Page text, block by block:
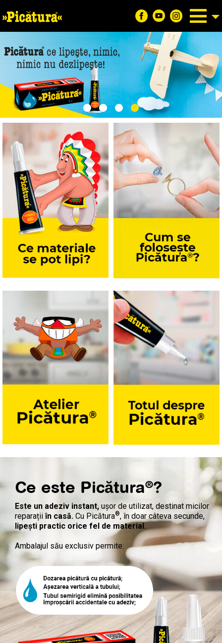
Ce este Picătura®?
Este un adeziv instant, ușor de utilizat, destinat micilor
reparațiiîn casă. Cu Picătura®, în doar câteva secunde,
lipești practic orice fel de material.
Ambalajul său exclusiv permite: